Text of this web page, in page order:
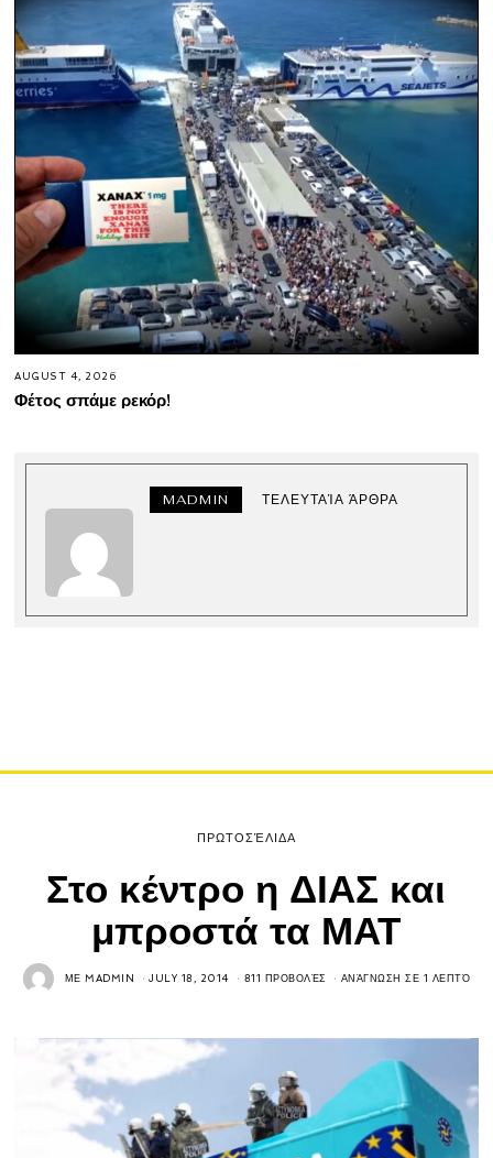
AUGUST 4, 2026
Φέτος σπάμε ρεκόρ!
MADMIN ΤΕΛΕΥΤΑΊΑ ΆΡΘΡΑ
ΠΡΩΤΟΣΈΛΙΔΑ
Στο κέντρο η ΔΙΑΣ και
μπροστά τα ΜΑΤ
ΜΕMADMIN JULY 18, 2014 811 ΠΡΟΒΟΛΈΣ ΑΝΆΓΝΩΣΗ ΣΕ 1 ΛΕΠΤΌ